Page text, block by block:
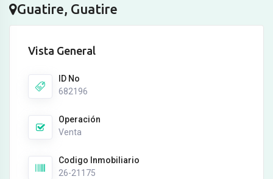
Guatire, Guatire
Vista General
ID No
682196
Operación
Venta
Codigo Inmobiliario
26-21175